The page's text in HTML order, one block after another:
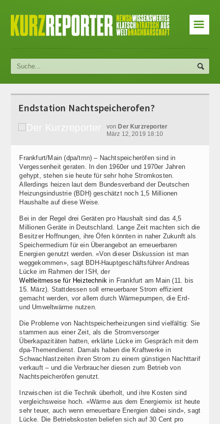
☰
Endstation Nachtspeicherofen?
von Der Kurzreporter
März 12, 2019 18:10
Frankfurt/Main (dpa/tmn) – Nachtspeicheröfen sind in
Vergessenheit geraten. In den 1960er und 1970er Jahren
gehypt, stehen sie heute für sehr hohe Stromkosten.
Allerdings heizen laut dem Bundesverband der Deutschen
Heizungsindustrie (BDH) geschätzt noch 1,5 Millionen
Haushalte auf diese Weise.
Bei in der Regel drei Geräten pro Haushalt sind das 4,5
Millionen Geräte in Deutschland. Lange Zeit machten sich die
Besitzer Hoffnungen, ihre Öfen könnten in naher Zukunft als
Speichermedium für ein Überangebot an erneuerbaren
Energien genutzt werden. «Von dieser Diskussion ist man
weggekommen», sagt BDH-Hauptgeschäftsführer Andreas
Lücke im Rahmen der ISH, der
Weltleitmesse für Heiztechnik in Frankfurt am Main (11. bis
15. März). Stattdessen soll erneuerbarer Strom effizient
gemacht werden, vor allem durch Wärmepumpen, die Erd-
und Umweltwärme nutzen.
Die Probleme von Nachtspeicherheizungen sind vielfältig: Sie
stammen aus einer Zeit, als die Stromversorger
Überkapazitäten hatten, erklärte Lücke im Gespräch mit dem
dpa-Themendienst. Damals haben die Kraftwerke in
Schwachlastzeiten ihren Strom zu einem günstigen Nachttarif
verkauft – und die Verbraucher diesen zum Betrieb von
Nachtspeicheröfen genutzt.
Inzwischen ist die Technik überholt, und ihre Kosten sind
vergleichsweise hoch. «Wärme aus dem Energiemix ist heute
sehr teuer, auch wenn erneuerbare Energien dabei sind», sagt
Lücke. Die Betriebskosten beliefen sich auf 30 Cent pro